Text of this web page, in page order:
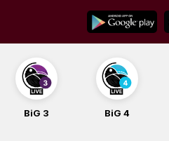
content
BiG 3 BiG 4